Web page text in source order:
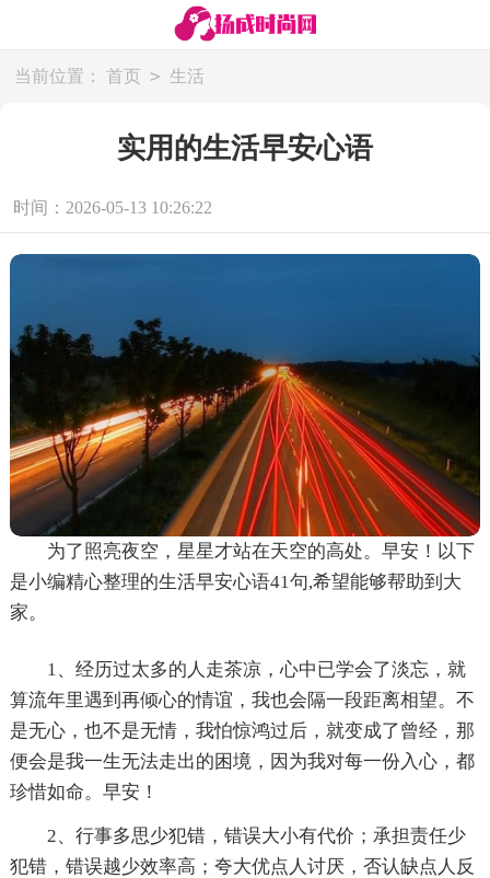
当前位置： 首页 > 生活
实用的生活早安心语
时间：2026-05-13 10:26:22
为了照亮夜空，星星才站在天空的高处。早安！以下
是小编精心整理的生活早安心语41句,希望能够帮助到大
家。
1、经历过太多的人走茶凉，心中已学会了淡忘，就
算流年里遇到再倾心的情谊，我也会隔一段距离相望。不
是无心，也不是无情，我怕惊鸿过后，就变成了曾经，那
便会是我一生无法走出的困境，因为我对每一份入心，都
珍惜如命。早安！
2、行事多思少犯错，错误大小有代价；承担责任少
犯错，错误越少效率高；夸大优点人讨厌，否认缺点人反